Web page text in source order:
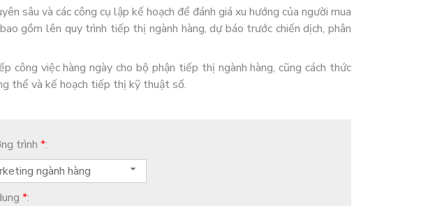
sâu và các công cụ lập kế hoạch để đánh giá xu hướng của người mua
gồm lên quy trình tiếp thị ngành hàng, dự báo trước chiến dịch, phân
công việc hàng ngày cho bộ phận tiếp thị ngành hàng, cũng cách thức
thể và kế hoạch tiếp thị kỹ thuật số.
trình *:
ngành hàng
*: